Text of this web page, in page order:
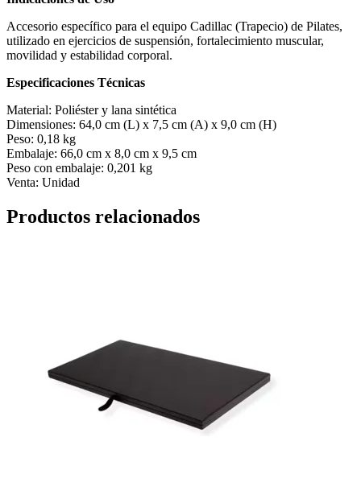
Accesorio específico para el equipo Cadillac (Trapecio) de Pilates,
utilizado en ejercicios de suspensión, fortalecimiento muscular,
movilidad y estabilidad corporal.
Especificaciones Técnicas
Material: Poliéster y lana sintética
Dimensiones: 64,0 cm (L) x 7,5 cm (A) x 9,0 cm (H)
Peso: 0,18 kg
Embalaje: 66,0 cm x 8,0 cm x 9,5 cm
Peso con embalaje: 0,201 kg
Venta: Unidad
Productos relacionados